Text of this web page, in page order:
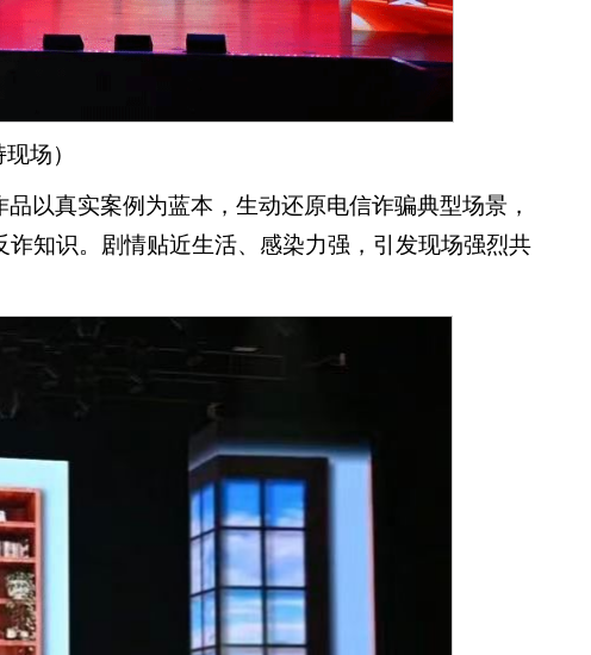
场）
以真实案例为蓝本，生动还原电信诈骗典型场景，
知识。剧情贴近生活、感染力强，引发现场强烈共